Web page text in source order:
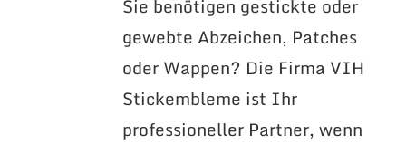
Sie benötigen gestickte oder
gewebte Abzeichen, Patches
oder Wappen? Die Firma VIH
Stickembleme ist Ihr
professioneller Partner, wenn